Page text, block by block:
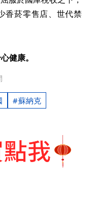
香菸零售店、世代禁
健康。
蘇納克